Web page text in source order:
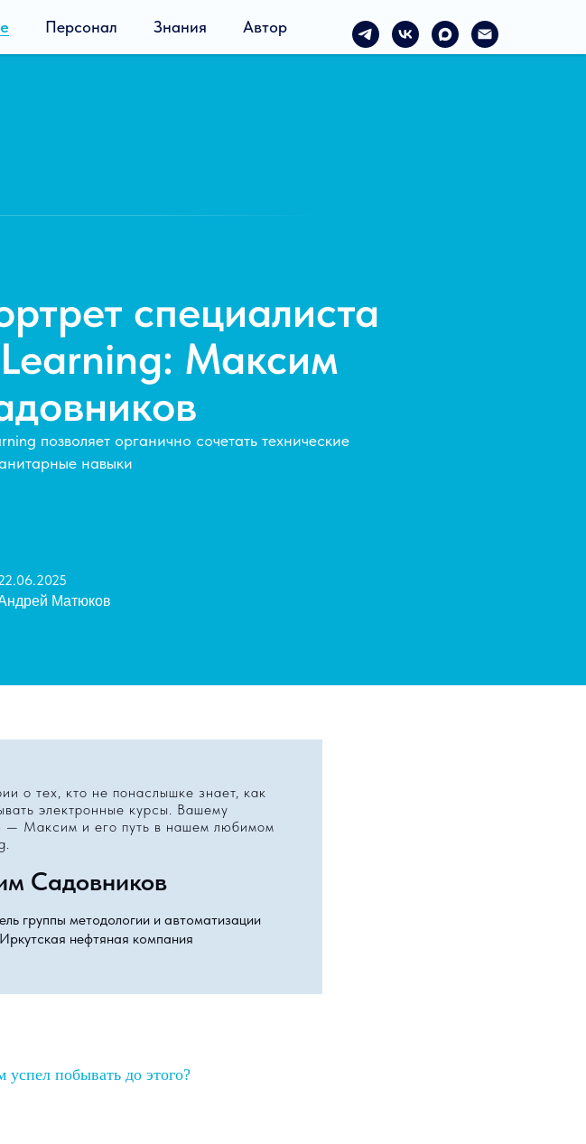
Персонал Знания Автор
специалиста
Максим
позволяет органично сочетать технические
навыки
Матюков
о тех, кто не понаслышке знает, как
электронные курсы. Вашему
— Максим и его путь в нашем любимом
Садовников
группы методологии и автоматизации
нефтяная компания
побывать до этого?